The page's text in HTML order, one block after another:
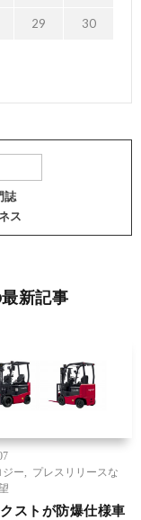
29 30
誌
ス
新記事
ジー
プレスリリースな
ストが防爆仕様車